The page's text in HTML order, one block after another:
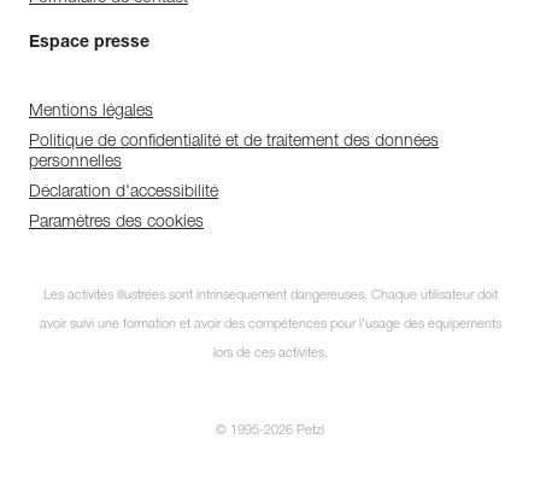
Espace presse
Mentions légales
Politique de confidentialité et de traitement des données
personnelles
Déclaration d'accessibilité
Paramètres des cookies
Les activités illustrées sont intrinsèquement dangereuses. Chaque utilisateur doit
avoir suivi une formation et avoir des compétences pour l’usage des équipements
lors de ces activités.
© 1995-2026 Petzl